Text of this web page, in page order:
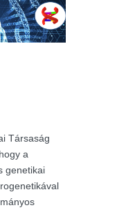
Társaság
a
genetikai